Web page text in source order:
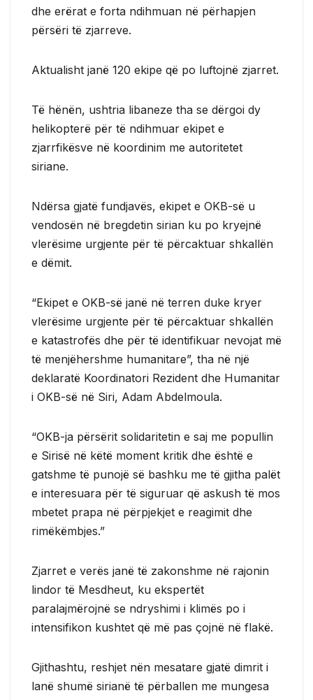
dhe erërat e forta ndihmuan në përhapjen
përsëri të zjarreve.
Aktualisht janë 120 ekipe që po luftojnë zjarret.
Të hënën, ushtria libaneze tha se dërgoi dy
helikopterë për të ndihmuar ekipet e
zjarrfikësve në koordinim me autoritetet
siriane.
Ndërsa gjatë fundjavës, ekipet e OKB-së u
vendosën në bregdetin sirian ku po kryejnë
vlerësime urgjente për të përcaktuar shkallën
e dëmit.
“Ekipet e OKB-së janë në terren duke kryer
vlerësime urgjente për të përcaktuar shkallën
e katastrofës dhe për të identifikuar nevojat më
të menjëhershme humanitare”, tha në një
deklaratë Koordinatori Rezident dhe Humanitar
i OKB-së në Siri, Adam Abdelmoula.
“OKB-ja përsërit solidaritetin e saj me popullin
e Sirisë në këtë moment kritik dhe është e
gatshme të punojë së bashku me të gjitha palët
e interesuara për të siguruar që askush të mos
mbetet prapa në përpjekjet e reagimit dhe
rimëkëmbjes.”
Zjarret e verës janë të zakonshme në rajonin
lindor të Mesdheut, ku ekspertët
paralajmërojnë se ndryshimi i klimës po i
intensifikon kushtet që më pas çojnë në flakë.
Gjithashtu, reshjet nën mesatare gjatë dimrit i
lanë shumë sirianë të përballen me mungesa